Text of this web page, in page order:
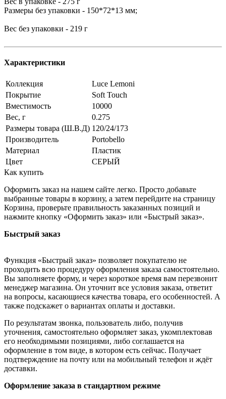
Размеры без упаковки - 150*72*13 мм;
Вес без упаковки - 219 г
Характеристики
Коллекция
Luce Lemoni
Покрытие
Soft Touch
Вместимость
10000
Вес, г
0.275
Размеры товара (Ш.В.Д) 120/24/173
Производитель
Portobello
Материал
Пластик
Цвет
СЕРЫЙ
Как купить
Оформить заказ на нашем сайте легко. Просто добавьте
выбранные товары в корзину, а затем перейдите на страницу
Корзина, проверьте правильность заказанных позиций и
нажмите кнопку «Оформить заказ» или «Быстрый заказ».
Быстрый заказ
Функция «Быстрый заказ» позволяет покупателю не
проходить всю процедуру оформления заказа самостоятельно.
Вы заполняете форму, и через короткое время вам перезвонит
менеджер магазина. Он уточнит все условия заказа, ответит
на вопросы, касающиеся качества товара, его особенностей. А
также подскажет о вариантах оплаты и доставки.
По результатам звонка, пользователь либо, получив
уточнения, самостоятельно оформляет заказ, укомплектовав
его необходимыми позициями, либо соглашается на
оформление в том виде, в котором есть сейчас. Получает
подтверждение на почту или на мобильный телефон и ждёт
доставки.
Оформление заказа в стандартном режиме